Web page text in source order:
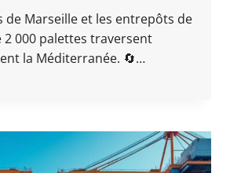
de Marseille et les entrepôts de
2 000 palettes traversent
la Méditerranée. 🔄…